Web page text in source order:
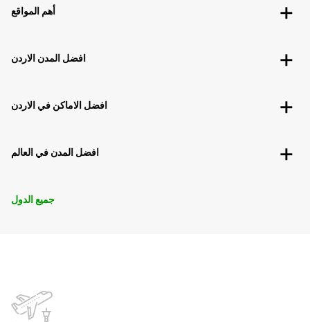
أهم المواقع
افضل المدن الاردن
افضل الاماكن في الاردن
افضل المدن في العالم
جميع الدول